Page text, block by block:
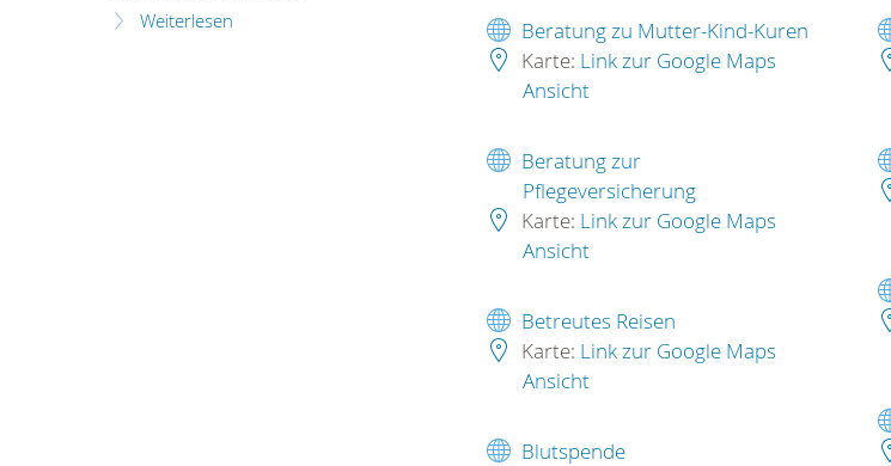
Beratung zu Mutter-Kind-Kuren
Karte: Link zur Google Maps
Ansicht
Beratung zur
Pflegeversicherung
Karte: Link zur Google Maps
Ansicht
Betreutes Reisen
Karte: Link zur Google Maps
Ansicht
Blutspende
Weiterlesen